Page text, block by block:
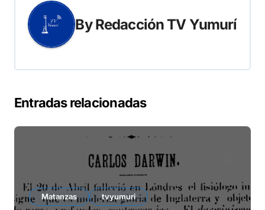
ByRedacción TV Yumurí
Entradas relacionadas
Matanzas tvyumuri